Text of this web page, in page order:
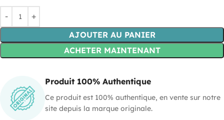
AJOUTER AU PANIER
ACHETER MAINTENANT
Produit 100% Authentique
Ce produit est 100% authentique, en vente sur notre
site depuis la marque originale.